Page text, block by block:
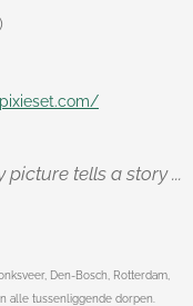
picture tells a story ...
Den-Bosch, Rotterdam,
alle tussenliggende dorpen.